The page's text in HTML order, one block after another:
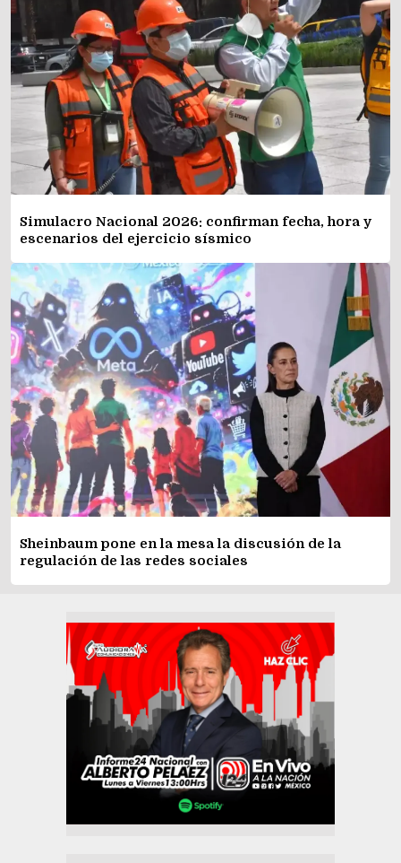
Simulacro Nacional 2026: confirman fecha, hora y
escenarios del ejercicio sísmico
Sheinbaum pone en la mesa la discusión de la
regulación de las redes sociales